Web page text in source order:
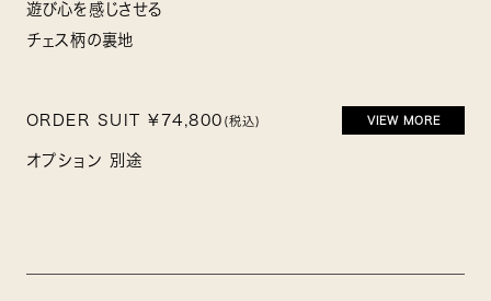
遊び心を感じさせる
チェス柄の裏地
ORDER SUIT ¥74,800 (税込) VIEW MORE
オプション 別途